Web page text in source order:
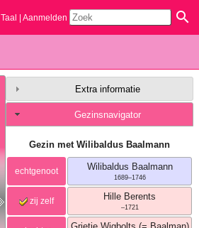
Taal Aanmelden
Extra informatie
Gezinsnavigator
Gezin met Wilibaldus Baalmann
echtgenoot Wilibaldus Baalmann
1689–1746
zij zelf Hille Berents
–1721